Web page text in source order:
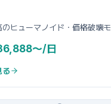
ヒューマノイド・価格破壊
〜/日
る